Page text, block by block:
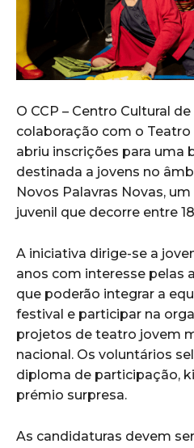
O CCP – Centro Cultural
colaboração com o Teatro
abriu inscrições para uma
destinada a jovens no
Novos Palavras Novas,
juvenil que decorre entre
A iniciativa dirige-se a
anos com interesse pelas
que poderão integrar a
festival e participar na
projetos de teatro jovem
nacional. Os voluntários
diploma de participação,
prémio surpresa.
As candidaturas devem